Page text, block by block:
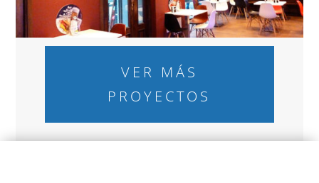
VER MÁS
PROYECTOS